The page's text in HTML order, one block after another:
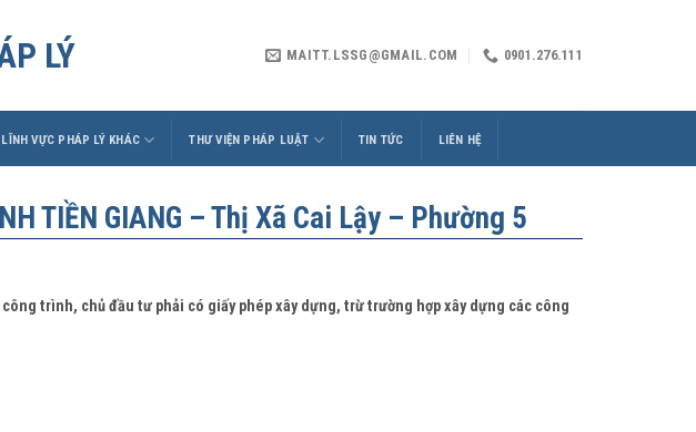
LÝ MAITT.LSSG@GMAIL.COM 0901.276.111
LĨNH VỰC PHÁP LÝ KHÁC THƯ VIỆN PHÁP LUẬT TIN TỨC LIÊN HỆ
TIỀN GIANG – Thị Xã Cai Lậy – Phường 5
trình, chủ đầu tư phải có giấy phép xây dựng, trừ trường hợp xây dựng các công